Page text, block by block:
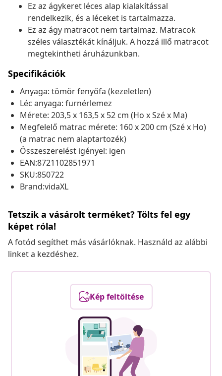
Ez az ágykeret léces alap kialakítással
rendelkezik, és a léceket is tartalmazza.
Ez az ágy matracot nem tartalmaz. Matracok
széles választékát kínáljuk. A hozzá illő matracot
megtekintheti áruházunkban.
Specifikációk
Anyaga: tömör fenyőfa (kezeletlen)
Léc anyaga: furnérlemez
Mérete: 203,5 x 163,5 x 52 cm (Ho x Szé x Ma)
Megfelelő matrac mérete: 160 x 200 cm (Szé x Ho)
(a matrac nem alaptartozék)
Összeszerelést igényel: igen
EAN:8721102851971
SKU:850722
Brand:vidaXL
Tetszik a vásárolt terméket? Tölts fel egy
képet róla!
A fotód segíthet más vásárlóknak. Használd az alábbi
linket a kezdéshez.
Kép feltöltése